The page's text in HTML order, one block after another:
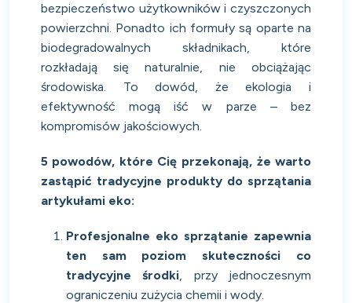
bezpieczeństwo użytkowników i czyszczonych
powierzchni. Ponadto ich formuły są oparte na
biodegradowalnych składnikach, które
rozkładają się naturalnie, nie obciążając
środowiska. To dowód, że ekologia i
efektywność mogą iść w parze – bez
kompromisów jakościowych.
5 powodów, które Cię przekonają, że warto
zastąpić tradycyjne produkty do sprzątania
artykułami eko:
Profesjonalne eko sprzątanie zapewnia
ten sam poziom skuteczności co
tradycyjne środki , przy jednoczesnym
ograniczeniu zużycia chemii i wody.